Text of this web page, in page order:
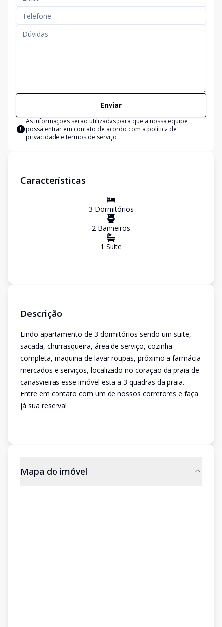
Enviar
As informações serão utilizadas para que a nossa equipe
possa entrar em contato de acordo com a política de
privacidade e termos de serviço
Características
3 Dormitórios
2 Banheiros
1 Suíte
Descrição
Lindo apartamento de 3 dormitórios sendo um suite,
sacada, churrasqueira, área de serviço, cozinha
completa, maquina de lavar roupas, próximo a farmácia
mercados e serviços, localizado no coração da praia de
canasvieiras esse imóvel esta a 3 quadras da praia.
Entre em contato com um de nossos corretores e faça
já sua reserva!
Mapa do imóvel